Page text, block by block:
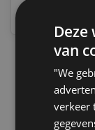
van
"We
verkeer